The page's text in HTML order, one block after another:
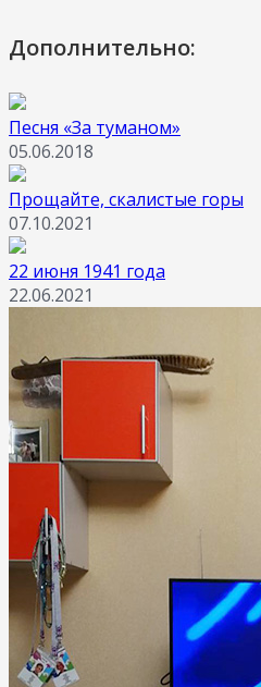
Дополнительно:
Песня «За туманом»
05.06.2018
Прощайте, скалистые горы
07.10.2021
22 июня 1941 года
22.06.2021